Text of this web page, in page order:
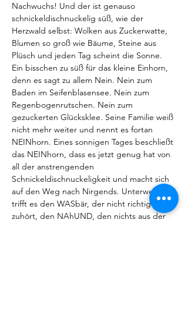
Nachwuchs! Und der ist genauso
schnickeldischnuckelig süß, wie der
Herzwald selbst: Wolken aus Zuckerwatte,
Blumen so groß wie Bäume, Steine aus
Plüsch und jeden Tag scheint die Sonne.
Ein bisschen zu süß für das kleine Einhorn,
denn es sagt zu allem Nein. Nein zum
Baden im Seifenblasensee. Nein zum
Regenbogenrutschen. Nein zum
gezuckerten Glücksklee. Seine Familie weiß
nicht mehr weiter und nennt es fortan
NEINhorn. Eines sonnigen Tages beschließt
das NEINhorn, dass es jetzt genug hat von
all der anstrengenden
Schnickeldischnuckeligkeit und macht sich
auf den Weg nach Nirgends. Unterwegs
trifft es den WASbär, der nicht richtig
zuhört, den NAhUND, den nichts aus der